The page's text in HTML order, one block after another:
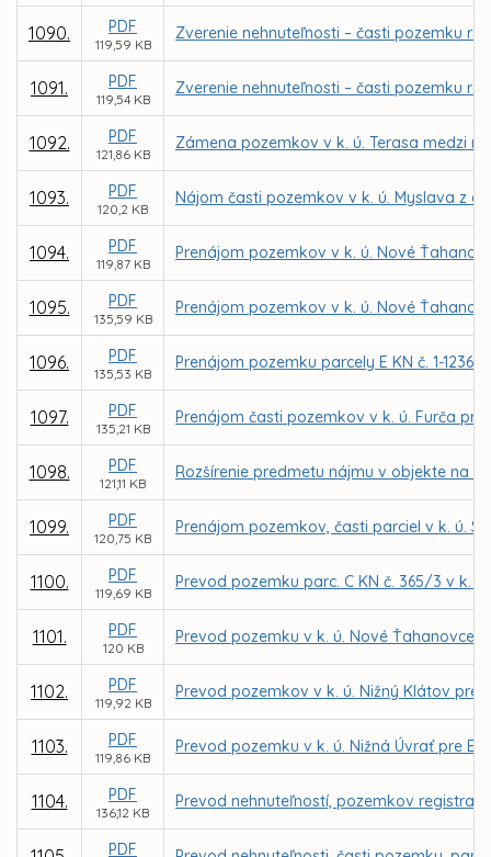
1090. PDF
119,59 KB
Zverenie nehnuteľnosti – časti pozemku
1091. PDF
119,54 KB
Zverenie nehnuteľnosti – časti pozemku
1092. PDF
121,86 KB
Zámena pozemkov v k. ú. Terasa medzi
1093. PDF
120,2 KB
Nájom časti pozemkov v k. ú. Myslava z
1094. PDF
119,87 KB
Prenájom pozemkov v k. ú. Nové
1095. PDF
135,59 KB
Prenájom pozemkov v k. ú. Nové
1096. PDF
135,53 KB
Prenájom pozemku parcely E KN č. 1-
1097. PDF
135,21 KB
Prenájom časti pozemkov v k. ú. Furča
1098. PDF
121,11 KB
Rozšírenie predmetu nájmu v objekte na
1099. PDF
120,75 KB
Prenájom pozemkov, časti parciel v k. ú.
1100. PDF
119,69 KB
Prevod pozemku parc. C KN č. 365/3 v k.
1101. PDF
120 KB
Prevod pozemku v k. ú. Nové Ťahanovce
1102. PDF
119,92 KB
Prevod pozemkov v k. ú. Nižný Klátov
1103. PDF
119,86 KB
Prevod pozemku v k. ú. Nižná Úvrať pre
1104. PDF
136,12 KB
Prevod nehnuteľností, pozemkov registra
PDF